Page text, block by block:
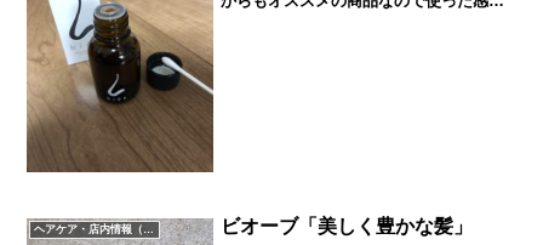
ヘアケア・店内情報（キャンペーン以外）など ビオーブ「美しく豊かな髪」